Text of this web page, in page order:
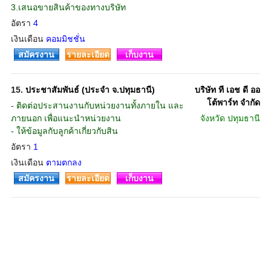
3.เสนอขายสินค้าของทางบริษัท
อัตรา 4
เงินเดือน คอมมิชชั่น
สมัครงาน รายละเอียด เก็บงาน
15. ประชาสัมพันธ์ (ประจำ จ.ปทุมธานี)
- ติดต่อประสานงานกับหน่วยงานทั้งภายใน และ
ภายนอก เพื่อแนะนำหน่วยงาน
- ให้ข้อมูลกับลูกค้าเกี่ยวกับสิน
อัตรา 1
เงินเดือน ตามตกลง
บริษัท ที เอช ดี ออ
โต้พาร์ท จำกัด
จังหวัด ปทุมธานี
สมัครงาน รายละเอียด เก็บงาน